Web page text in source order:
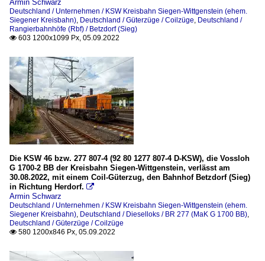
Armin Schwarz
Deutschland / Unternehmen / KSW Kreisbahn Siegen-Wittgenstein (ehem.
Siegener Kreisbahn) Deutschland / Güterzüge / Coilzüge Deutschland /
Rangierbahnhöfe (Rbf) / Betzdorf (Sieg)
 603 1200x1099 Px, 05.09.2022
Die KSW 46 bzw. 277 807-4 (92 80 1277 807-4 D-KSW), die Vossloh
G 1700-2 BB der Kreisbahn Siegen-Wittgenstein, verlässt am
30.08.2022, mit einem Coil-Güterzug, den Bahnhof Betzdorf (Sieg)
in Richtung Herdorf. 
Armin Schwarz
Deutschland / Unternehmen / KSW Kreisbahn Siegen-Wittgenstein (ehem.
Siegener Kreisbahn) Deutschland / Dieselloks / BR 277 (MaK G 1700 BB)
Deutschland / Güterzüge / Coilzüge
 580 1200x846 Px, 05.09.2022